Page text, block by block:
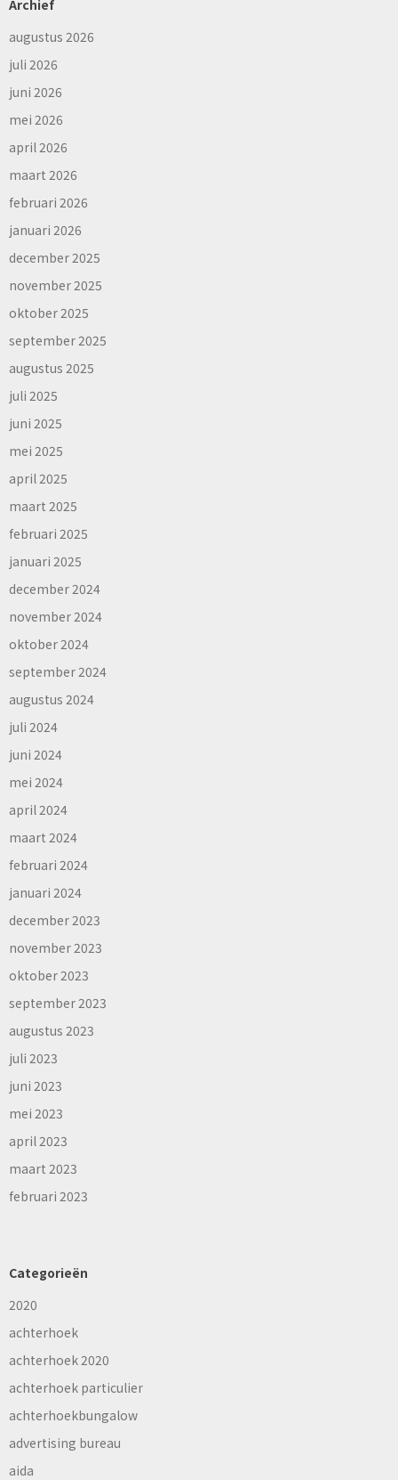
Archief
augustus 2026
juli 2026
juni 2026
mei 2026
april 2026
maart 2026
februari 2026
januari 2026
december 2025
november 2025
oktober 2025
september 2025
augustus 2025
juli 2025
juni 2025
mei 2025
april 2025
maart 2025
februari 2025
januari 2025
december 2024
november 2024
oktober 2024
september 2024
augustus 2024
juli 2024
juni 2024
mei 2024
april 2024
maart 2024
februari 2024
januari 2024
december 2023
november 2023
oktober 2023
september 2023
augustus 2023
juli 2023
juni 2023
mei 2023
april 2023
maart 2023
februari 2023
Categorieën
2020
achterhoek
achterhoek 2020
achterhoek particulier
achterhoekbungalow
advertising bureau
aida